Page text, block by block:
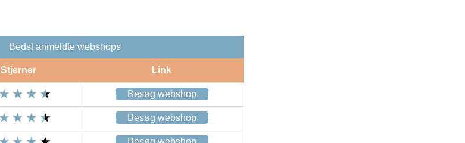
Bedst anmeldte webshops
Stjerner Link
Besøg webshop
Besøg webshop